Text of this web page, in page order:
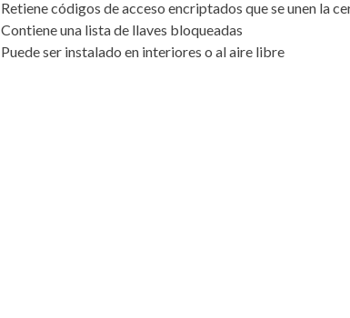
Retiene códigos de acceso encriptados que se unen la
Contiene una lista de llaves bloqueadas
Puede ser instalado en interiores o al aire libre